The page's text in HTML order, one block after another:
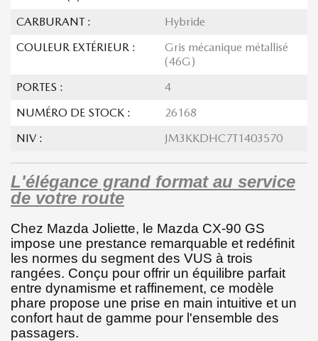
CARBURANT :
Hybride
COULEUR EXTÉRIEUR :
Gris mécanique métallisé
(46G)
PORTES :
4
NUMÉRO DE STOCK :
26168
NIV :
JM3KKDHC7T1403570
L'élégance grand format au service
de votre route
Chez Mazda Joliette, le Mazda CX-90 GS
impose une prestance remarquable et redéfinit
les normes du segment des VUS à trois
rangées. Conçu pour offrir un équilibre parfait
entre dynamisme et raffinement, ce modèle
phare propose une prise en main intuitive et un
confort haut de gamme pour l'ensemble des
passagers.